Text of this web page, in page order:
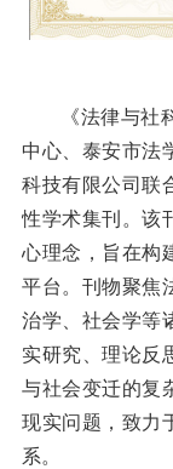
《法律与
中心、泰安市法
科技有限公司联
性学术集刊。该
心理念，旨在构
平台。刊物聚焦
治学、社会学等
实研究、理论反
与社会变迁的复
现实问题，致力
系。